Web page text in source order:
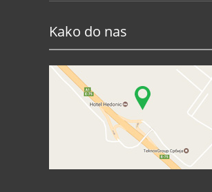
Kako do nas